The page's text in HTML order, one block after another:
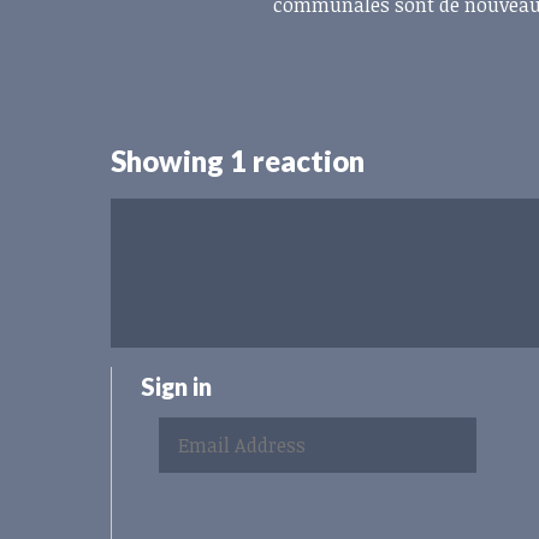
Showing 1 reaction
Sign in